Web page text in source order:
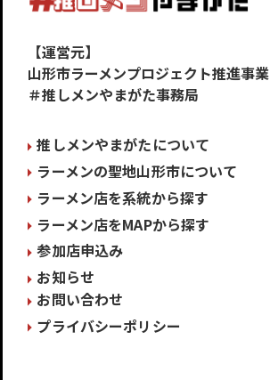
【運営元】
山形市ラーメンプロジェクト推進事業
＃推しメンやまがた事務局
推しメンやまがたについて
ラーメンの聖地山形市について
ラーメン店を系統から探す
ラーメン店をMAPから探す
参加店申込み
お知らせ
お問い合わせ
プライバシーポリシー